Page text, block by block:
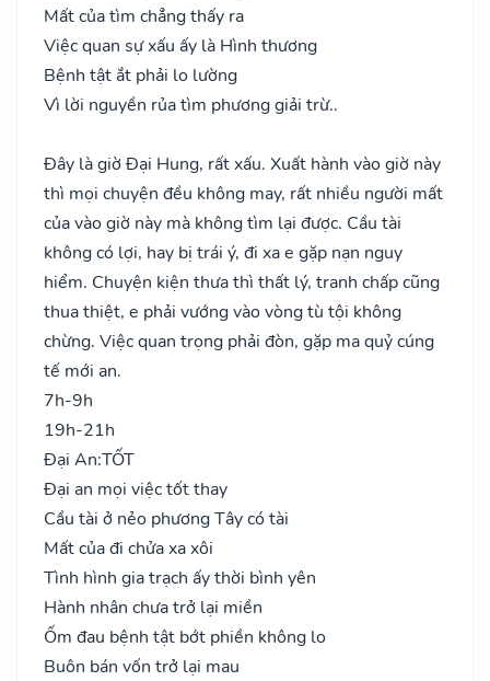
Mất của tìm chẳng thấy ra
Việc quan sự xấu ấy là Hình thương
Bệnh tật ắt phải lo lường
Vì lời nguyền rủa tìm phương giải trừ..
Đây là giờ Đại Hung, rất xấu. Xuất hành vào giờ này
thì mọi chuyện đều không may, rất nhiều người mất
của vào giờ này mà không tìm lại được. Cầu tài
không có lợi, hay bị trái ý, đi xa e gặp nạn nguy
hiểm. Chuyện kiện thưa thì thất lý, tranh chấp cũng
thua thiệt, e phải vướng vào vòng tù tội không
chừng. Việc quan trọng phải đòn, gặp ma quỷ cúng
tế mới an.
7h-9h
19h-21h
Đại An:TỐT
Đại an mọi việc tốt thay
Cầu tài ở nẻo phương Tây có tài
Mất của đi chửa xa xôi
Tình hình gia trạch ấy thời bình yên
Hành nhân chưa trở lại miền
Ốm đau bệnh tật bớt phiền không lo
Buôn bán vốn trở lại mau